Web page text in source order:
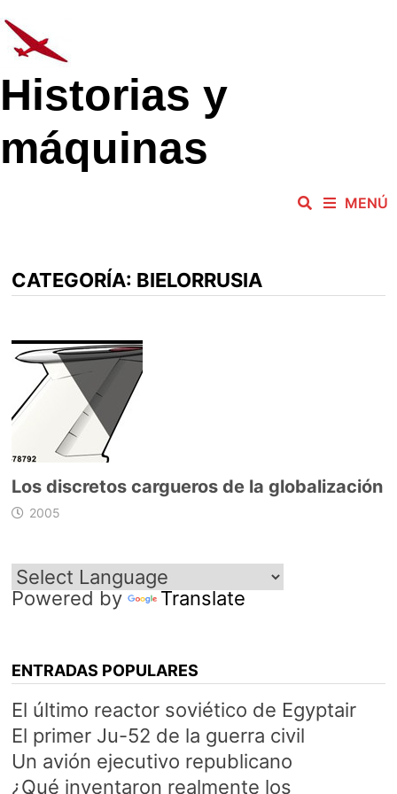
al
contenido
Historias y
máquinas
MENÚ
CATEGORÍA: BIELORRUSIA
Los discretos cargueros de la globalización
2005
Powered by Translate
ENTRADAS POPULARES
El último reactor soviético de Egyptair
El primer Ju-52 de la guerra civil
Un avión ejecutivo republicano
¿Qué inventaron realmente los